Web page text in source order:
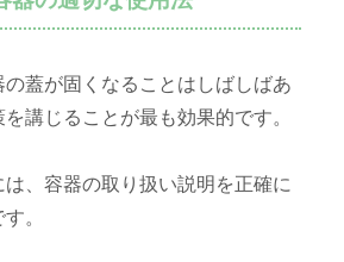
蓋が固くなることはしばしばあ
講じることが最も効果的です。
は、容器の取り扱い説明を正確に
。